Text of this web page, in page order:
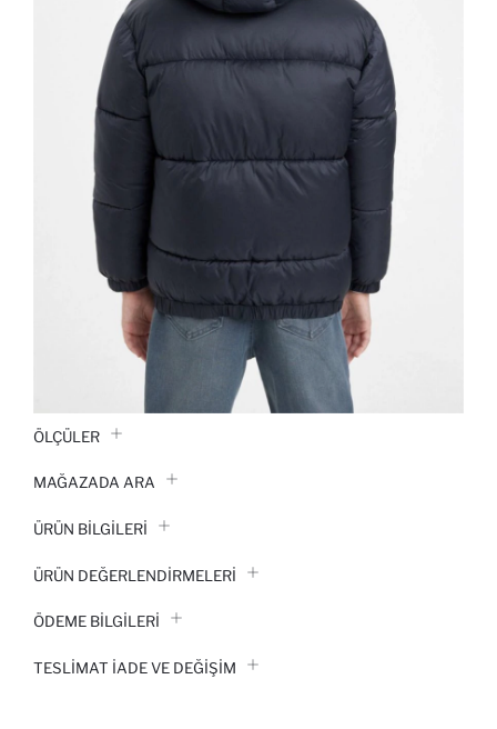
ÖLÇÜLER
MAĞAZADA ARA
ÜRÜN BILGILERI
ÜRÜN DEĞERLENDİRMELERİ
ÖDEME BİLGİLERİ
TESLIMAT İADE VE DEĞIŞIM